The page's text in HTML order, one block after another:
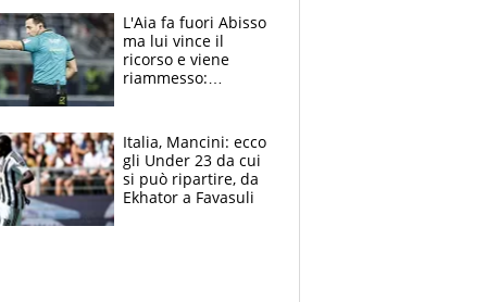
L'Aia fa fuori Abisso
ma lui vince il
ricorso e viene
riammesso:
Italia, Mancini: ecco
gli Under 23 da cui
si può ripartire, da
Ekhator a Favasuli